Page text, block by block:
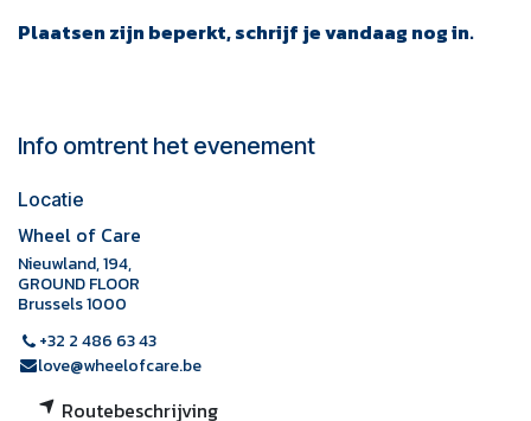
Plaatsen zijn beperkt, schrijf je vandaag nog in.
Info omtrent het evenement
Locatie
Wheel of Care
Nieuwland, 194,
GROUND FLOOR
Brussels 1000
+32 2 486 63 43
love@wheelofcare.be
Routebeschrijving